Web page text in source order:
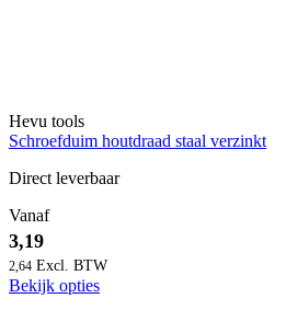
Hevu tools
Schroefduim houtdraad staal verzinkt
Direct leverbaar
Vanaf
3,19
2,64
Bekijk opties